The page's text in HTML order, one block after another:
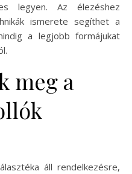
legyen. Az élezéshez
ismerete segíthet a
a legjobb formájukat
meg a
áll rendelkezésre,